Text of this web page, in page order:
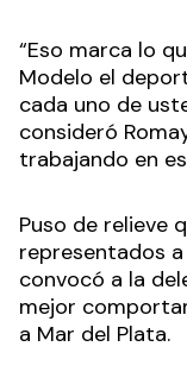
“Eso marca lo
Modelo el
cada uno de
consideró
trabajando en
Puso de relieve
representados
convocó a la
mejor
a Mar del Plata.